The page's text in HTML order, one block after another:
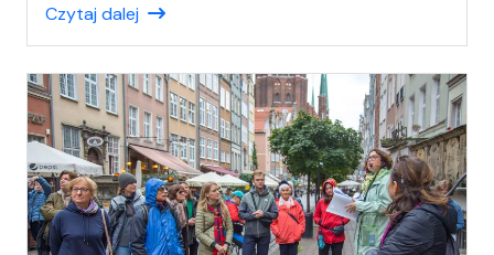
(
)
A
n
i
a
Czytaj dalej